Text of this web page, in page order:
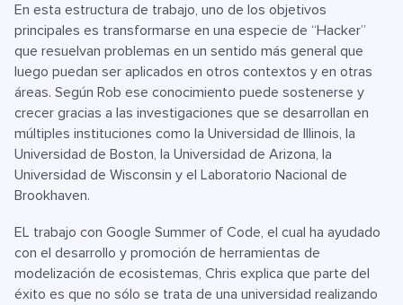
En esta estructura de trabajo, uno de los objetivos
principales es transformarse en una especie de “Hacker”
que resuelvan problemas en un sentido más general que
luego puedan ser aplicados en otros contextos y en otras
áreas. Según Rob ese conocimiento puede sostenerse y
crecer gracias a las investigaciones que se desarrollan en
múltiples instituciones como la Universidad de Illinois, la
Universidad de Boston, la Universidad de Arizona, la
Universidad de Wisconsin y el Laboratorio Nacional de
Brookhaven.
EL trabajo con Google Summer of Code, el cual ha ayudado
con el desarrollo y promoción de herramientas de
modelización de ecosistemas, Chris explica que parte del
éxito es que no sólo se trata de una universidad realizando